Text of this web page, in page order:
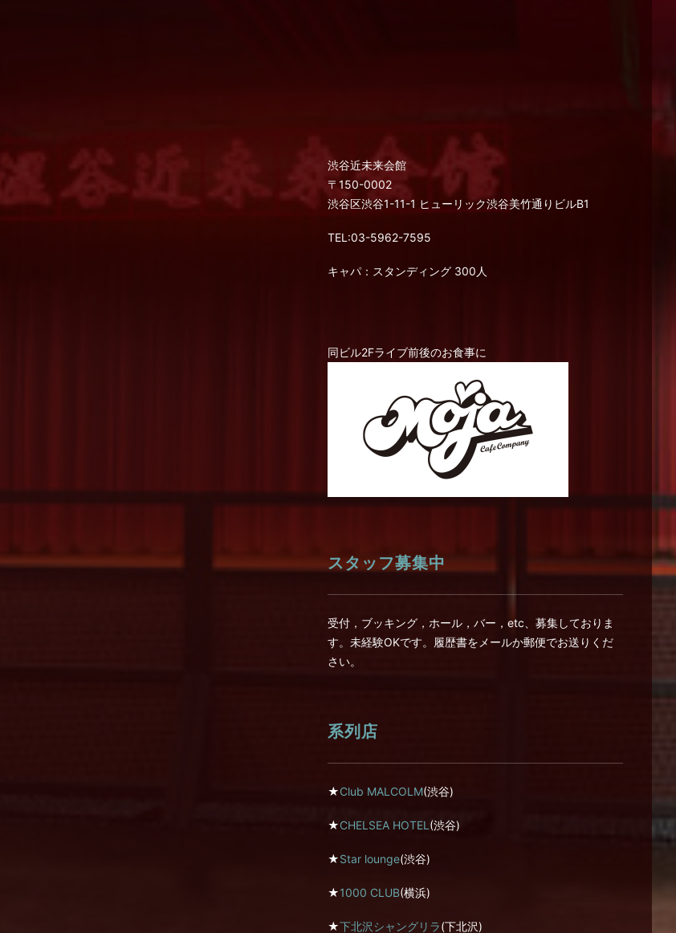
渋谷近未来会館
〒150-0002
渋谷区渋谷1-11-1 ヒューリック渋谷美竹通りビルB1
TEL:03-5962-7595
キャパ：スタンディング 300人
同ビル2Fライブ前後のお食事に
スタッフ募集中
受付，ブッキング，ホール，バー，etc、募集しておりま
す。未経験OKです。履歴書をメールか郵便でお送りくだ
さい。
系列店
★Club MALCOLM(渋谷)
★CHELSEA HOTEL (渋谷)
★Star lounge(渋谷)
★1000 CLUB(横浜)
★下北沢シャングリラ(下北沢)